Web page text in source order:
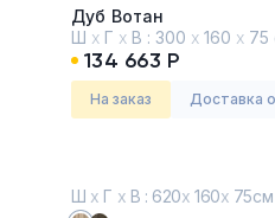
Дуб Вотан
Ш х Г х В : 300 х 160 х 75
134 663 Р
На заказ Доставка
Ш х Г х В : 620х 160х 75см